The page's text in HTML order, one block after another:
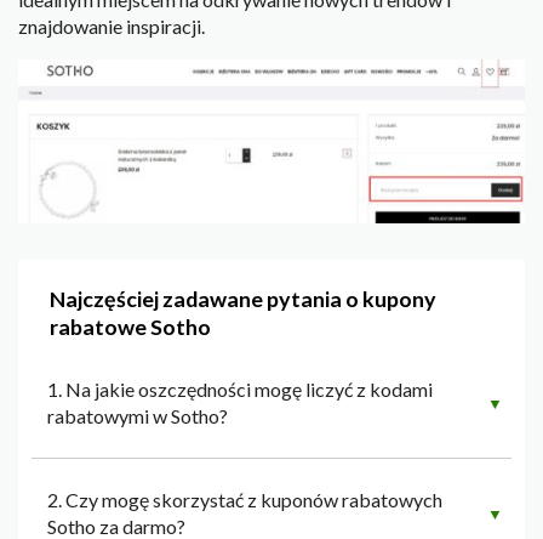
znajdowanie inspiracji.
Najczęściej zadawane pytania o kupony
rabatowe Sotho
1. Na jakie oszczędności mogę liczyć z kodami
rabatowymi w Sotho?
▼
2. Czy mogę skorzystać z kuponów rabatowych
Sotho za darmo?
▼